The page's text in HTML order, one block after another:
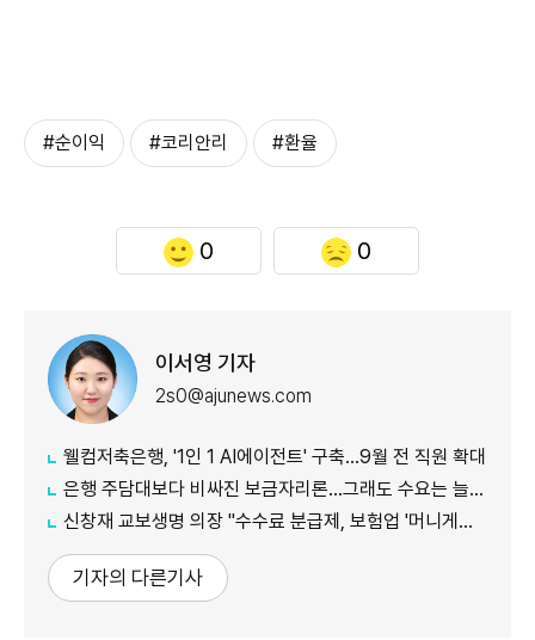
#순이익 #코리안리 #환율
0 0
이서영 기자
2s0@ajunews.com
웰컴저축은행, '1인 1 AI에이전트' 구축…9월 전 직원 확대
은행 주담대보다 비싸진 보금자리론…그래도 수요는 늘었다
신창재 교보생명 의장 "수수료 분급제, 보험업 '머니게임' 바로잡을 것"
기자의 다른기사